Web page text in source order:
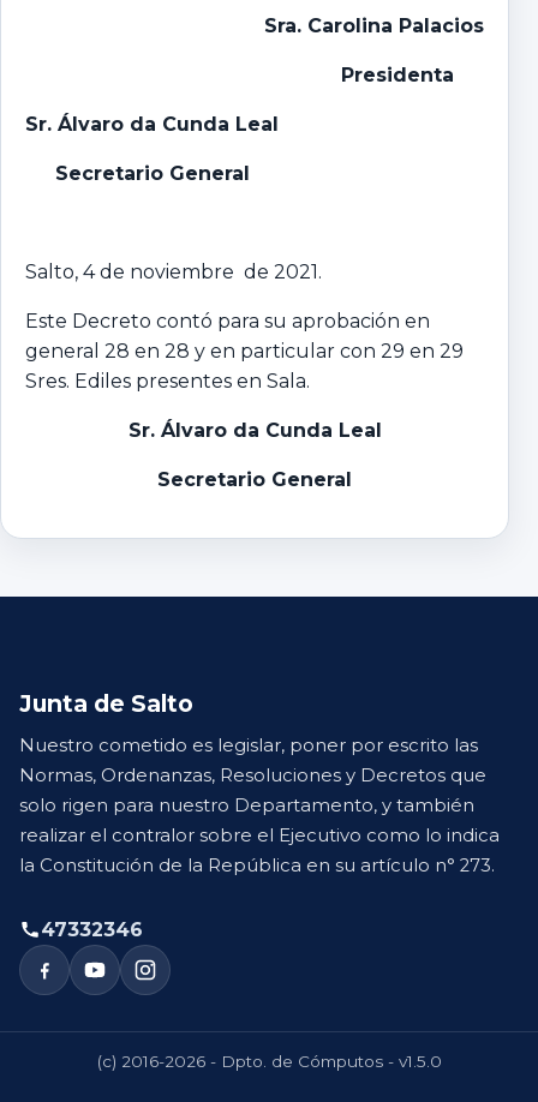
Sra. Carolina Palacios
Presidenta
Sr. Álvaro da Cunda Leal
Secretario General
Salto, 4 de noviembre de 2021.
Este Decreto contó para su aprobación en
general 28 en 28 y en particular con 29 en 29
Sres. Ediles presentes en Sala.
Sr. Álvaro da Cunda Leal
Secretario General
Junta de Salto
Nuestro cometido es legislar, poner por escrito las
Normas, Ordenanzas, Resoluciones y Decretos que
solo rigen para nuestro Departamento, y también
realizar el contralor sobre el Ejecutivo como lo indica
la Constitución de la República en su artículo n° 273.
47332346
(c) 2016-2026 - Dpto. de Cómputos - v1.5.0